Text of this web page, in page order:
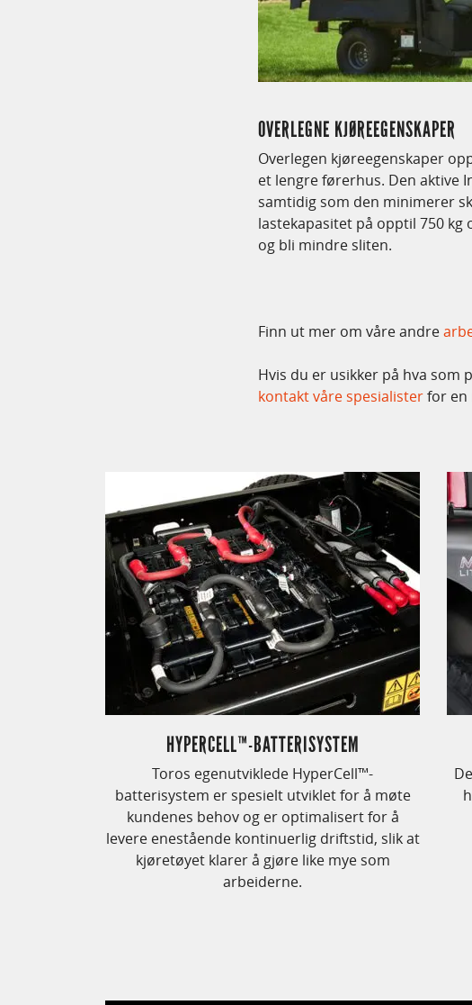
OVERLEGNE KJØREEGENSKAPER
Overlegen kjøreegenskaper
et lengre førerhus. Den aktive
samtidig som den minimerer
lastekapasitet på opptil 750
og bli mindre sliten.
Finn ut mer om våre andre
Hvis du er usikker på hva som
kontakt våre spesialisterfor en
HYPERCELL™-BATTERISYSTEM
Toros egenutviklede HyperCell™-
batterisystem er spesielt utviklet for å møte
kundenes behov og er optimalisert for å
levere enestående kontinuerlig driftstid, slik at
kjøretøyet klarer å gjøre like mye som
arbeiderne.